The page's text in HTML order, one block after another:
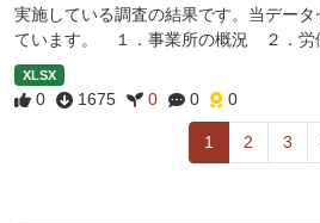
実施している調査の結果です。当デー
ています。 １．事業所の概況 ２．
XLSX
0 1675 0 0 0
1 2 3